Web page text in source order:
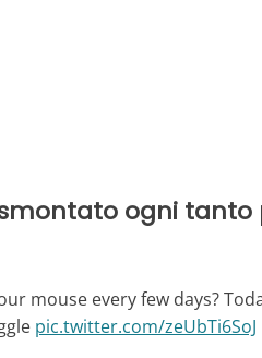
ogni
mouse every few days?
pic.twitter.com/zeUbTi6SoJ